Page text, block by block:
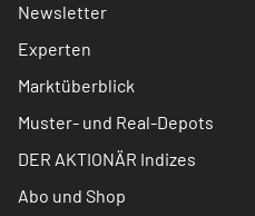
Newsletter
Experten
Marktüberblick
Muster- und Real-Depots
DER AKTIONÄR Indizes
Abo und Shop